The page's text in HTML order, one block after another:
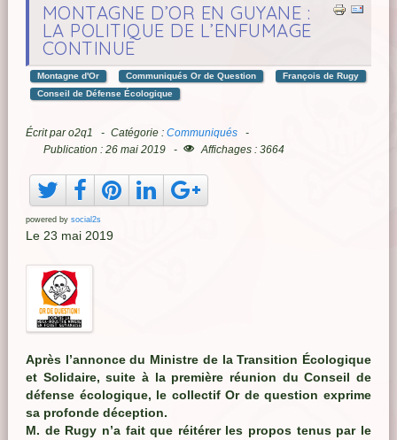
MONTAGNE D’OR EN GUYANE :
LA POLITIQUE DE L’ENFUMAGE
CONTINUE
Montagne d'Or Communiqués Or de Question
François de Rugy
Conseil de Défense Écologique
Écrit paro2q1 Catégorie : Communiqués
Publication : 26 mai 2019
Affichages : 3664
powered by social2s
Le 23 mai 2019
Après l’annonce du Ministre de la Transition Écologique
et Solidaire, suite à la première réunion du Conseil de
défense écologique, le collectif Or de question exprime
sa profonde déception.
M. de Rugy n’a fait que réitérer les propos tenus par le